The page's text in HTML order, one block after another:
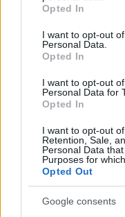
Opted In
I want to opt-out
Personal Data.
Opted In
I want to opt-out
Personal Data for
Opted In
I want to opt-out
Retention, Sale,
Personal Data
Purposes for
Opted Out
Google consents
un’attività sulle
ricorso. Vince il
delle Entrate
conti, finisce in
Pitella:
buonanotte al
Morale della
difenderti da